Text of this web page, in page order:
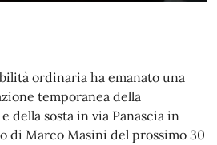
ordinaria ha emanato una
temporanea della
della sosta in via Panascia in
di Marco Masini del prossimo 30